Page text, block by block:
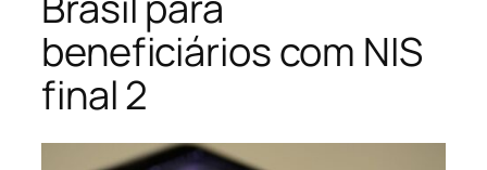
beneficiários com NIS
final 2